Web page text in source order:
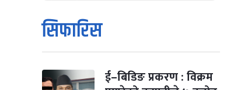
१
आइत
कार्तिक सङ्क्रान्ति
कार्तिक १, २०८३
मंगल कार्तिक ३, २०८३-Oct 20, 2026
सिफारिस
ई–बिडिङ प्रकरण : विक्रम